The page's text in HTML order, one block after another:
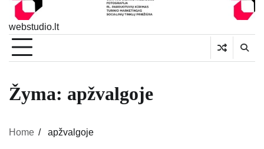
webstudio.lt
Žyma: apžvalgoje
Home apžvalgoje